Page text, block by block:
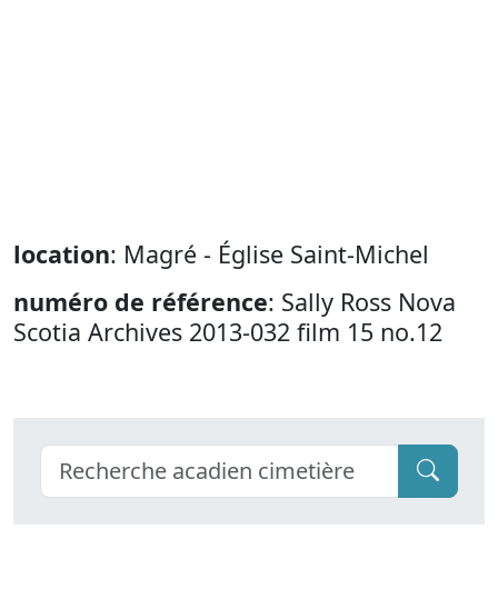
location: Magré - Église Saint-Michel
numéro de référence: Sally Ross Nova
Scotia Archives 2013-032 film 15 no.12